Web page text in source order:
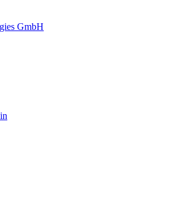
GmbH